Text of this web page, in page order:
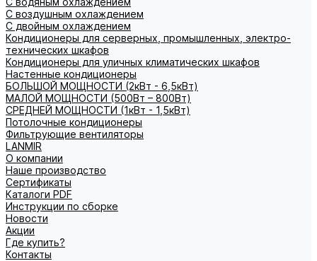
С воздушным охлаждением
С двойным охлаждением
Кондиционеры для серверных, промышленных, электро-
технических шкафов
Кондиционеры для уличных климатических шкафов
Настенные кондиционеры
БОЛЬШОЙ МОЩНОСТИ (2кВт - 6,5кВт)
МАЛОЙ МОЩНОСТИ (500Вт – 800Вт)
СРЕДНЕЙ МОЩНОСТИ (1кВт - 1,5кВт)
Потолочные кондиционеры
Фильтрующие вентиляторы
LANMIR
О компании
Наше производство
Сертификаты
Каталоги PDF
Инструкции по сборке
Новости
Акции
Где купить?
Контакты